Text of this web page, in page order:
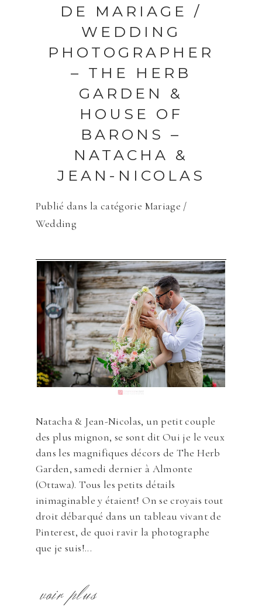
DE MARIAGE /
WEDDING
PHOTOGRAPHER
– THE HERB
GARDEN &
HOUSE OF
BARONS –
NATACHA &
JEAN-NICOLAS
Publié dans la catégorie Mariage /
Wedding
Natacha & Jean-Nicolas, un petit couple
des plus mignon, se sont dit Oui je le veux
dans les magnifiques décors de The Herb
Garden, samedi dernier à Almonte
(Ottawa). Tous les petits détails
inimaginable y étaient! On se croyais tout
droit débarqué dans un tableau vivant de
Pinterest, de quoi ravir la photographe
que je suis!...
voir plus